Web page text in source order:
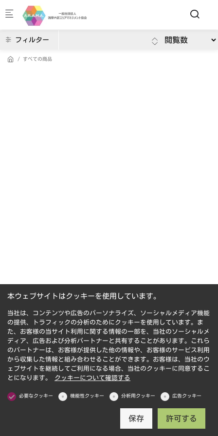
Skip to main content
フィルター
すべての商品
本ウェブサイトはクッキーを使用しています。
当社は、コンテンツや広告のパーソナライズ、ソーシャルメディア機能
の提供、トラフィックの分析のためにクッキーを使用しています。ま
た、お客様の当サイト利用に関する情報の一部を、当社のソーシャルメ
ディア、広告および分析パートナーと共有することがあります。これら
のパートナーは、お客様が提供した他の情報や、お客様のサービス利用
から収集した情報と組み合わせることができます。お客様は、当社のウ
ェブサイトを継続してご利用になる場合、当社のクッキーに同意するこ
とになります。 クッキーについて確認する
必要なクッキー 機能性クッキー 分析用クッキー 広告クッキー
許可する
保存